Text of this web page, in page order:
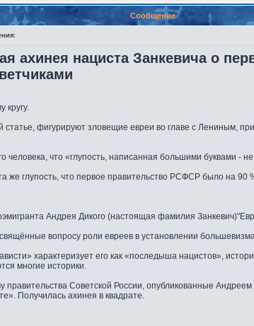
Сообщение
ахинея нациста Занкевича о
кругу.
статье, фигурируют зловещие евреи во главе с Лениным,
человека, что «глупость, написанная большими буквами -
же глупость, что первое правительство РСФСР было на 90
Андрея Дикого (настоящая фамилия
вопросу роли евреев в установлении
характеризует его как «последыша нацистов»,
многие историки.
Советской России, опубликованные
Получилась ахинея в квадрате.